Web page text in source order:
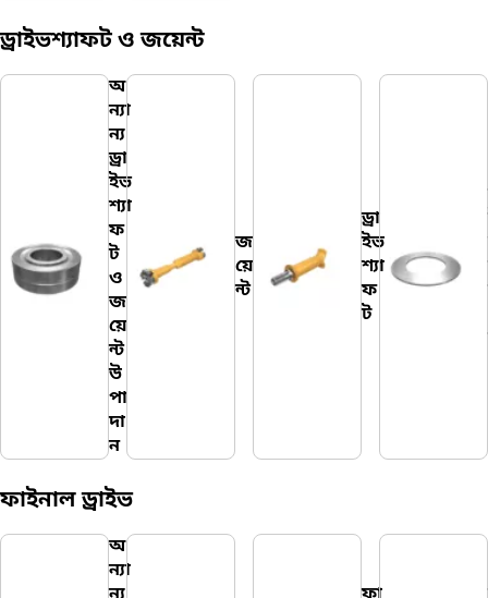
ড্রাইভশ্যাফট ও জয়েন্ট
অ
ন্যা
ন্য
ড্রা
ইভ
শ্যা
ফ
ট
ও
জ
য়ে
ন্ট
উ
পা
দা
ন
জ
য়ে
ন্ট
ড্রা
ইভ
শ্যা
ফ
ট
ফাইনাল ড্রাইভ
অ
ন্যা